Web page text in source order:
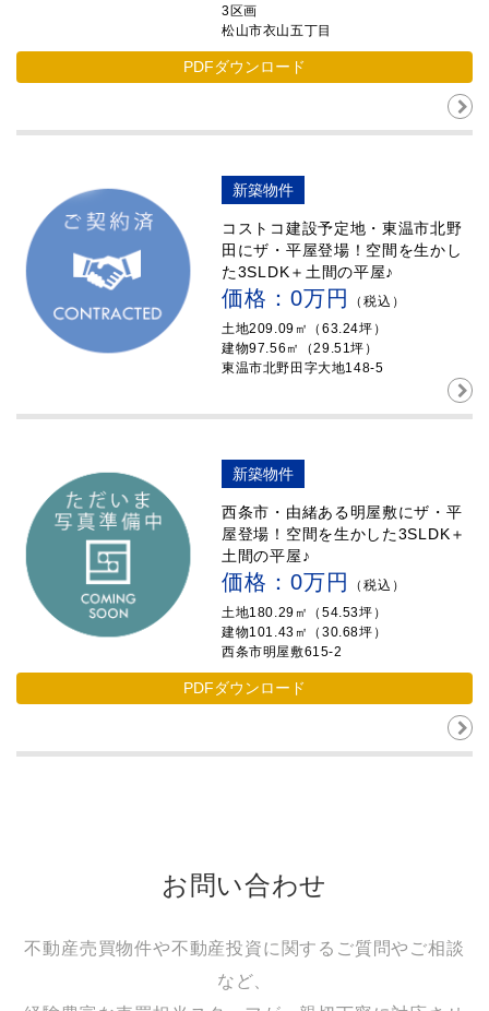
3区画
松山市衣山五丁目
PDFダウンロード
新築物件
コストコ建設予定地・東温市北野
田にザ・平屋登場！空間を生かし
た3SLDK＋土間の平屋♪
価格：0万円
（税込）
土地209.09㎡（63.24坪）
建物97.56㎡（29.51坪）
東温市北野田字大地148-5
新築物件
西条市・由緒ある明屋敷にザ・平
屋登場！空間を生かした3SLDK＋
土間の平屋♪
価格：0万円
（税込）
土地180.29㎡（54.53坪）
建物101.43㎡（30.68坪）
西条市明屋敷615-2
PDFダウンロード
お問い合わせ
不動産売買物件や不動産投資に関するご質問やご相談
など、